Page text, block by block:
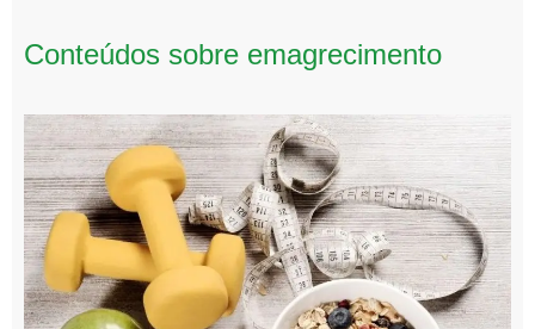
Conteúdos sobre emagrecimento